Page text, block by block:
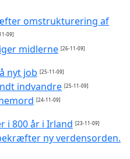
omstrukturering af
09]
midlerne [26-11-09]
nyt job [25-11-09]
indvandre [25-11-09]
[24-11-09]
i 800 år i Irland [23-11-09]
ny verdensorden.